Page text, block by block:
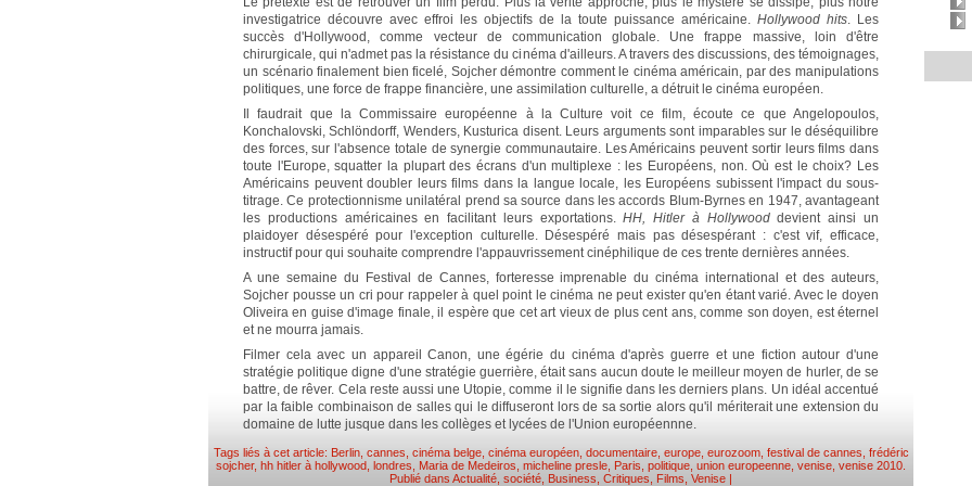
investigatrice découvre avec effroi les objectifs de la toute puissance américaine. Hollywood hits. Les
succès d'Hollywood, comme vecteur de communication globale. Une frappe massive, loin d'être
chirurgicale, qui n'admet pas la résistance du cinéma d'ailleurs. A travers des discussions, des témoignages,
un scénario finalement bien ficelé, Sojcher démontre comment le cinéma américain, par des manipulations
politiques, une force de frappe financière, une assimilation culturelle, a détruit le cinéma européen.
Il faudrait que la Commissaire européenne à la Culture voit ce film, écoute ce que Angelopoulos,
Konchalovski, Schlöndorff, Wenders, Kusturica disent. Leurs arguments sont imparables sur le déséquilibre
des forces, sur l'absence totale de synergie communautaire. Les Américains peuvent sortir leurs films dans
toute l'Europe, squatter la plupart des écrans d'un multiplexe : les Européens, non. Où est le choix? Les
Américains peuvent doubler leurs films dans la langue locale, les Européens subissent l'impact du sous-
titrage. Ce protectionnisme unilatéral prend sa source dans les accords Blum-Byrnes en 1947, avantageant
les productions américaines en facilitant leurs exportations.HH, Hitler à Hollywooddevient ainsi un
plaidoyer désespéré pour l'exception culturelle. Désespéré mais pas désespérant : c'est vif, efficace,
instructif pour qui souhaite comprendre l'appauvrissement cinéphilique de ces trente dernières années.
A une semaine du Festival de Cannes, forteresse imprenable du cinéma international et des auteurs,
Sojcher pousse un cri pour rappeler à quel point le cinéma ne peut exister qu'en étant varié. Avec le doyen
Oliveira en guise d'image finale, il espère que cet art vieux de plus cent ans, comme son doyen, est éternel
et ne mourra jamais.
Filmer cela avec un appareil Canon, une égérie du cinéma d'après guerre et une fiction autour d'une
stratégie politique digne d'une stratégie guerrière, était sans aucun doute le meilleur moyen de hurler, de se
battre, de rêver. Cela reste aussi une Utopie, comme il le signifie dans les derniers plans. Un idéal accentué
par la faible combinaison de salles qui le diffuseront lors de sa sortie alors qu'il mériterait une extension du
domaine de lutte jusque dans les collèges et lycées de l'Union européennne.
Tags liés à cet article: Berlin, cannes cinéma belge, cinéma européen, documentaire, europe, eurozoom, festival de cannes frédéric
sojcher, hh hitler à hollywood londres Maria de Medeiros micheline presle Paris politique union europeenne venise venise 2010
Publié dans Actualité, société Business Critiques Films Venise |